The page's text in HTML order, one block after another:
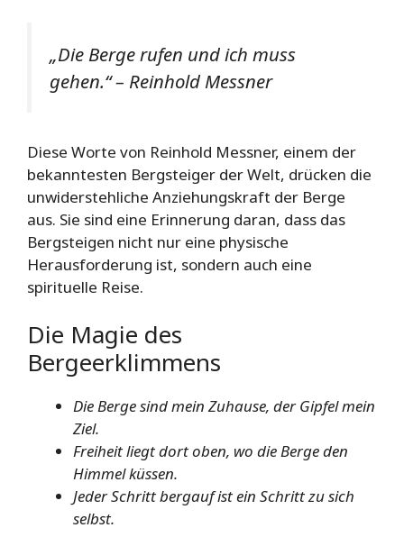
„Die Berge rufen und ich muss
gehen.“ – Reinhold Messner
Diese Worte von Reinhold Messner, einem der
bekanntesten Bergsteiger der Welt, drücken die
unwiderstehliche Anziehungskraft der Berge
aus. Sie sind eine Erinnerung daran, dass das
Bergsteigen nicht nur eine physische
Herausforderung ist, sondern auch eine
spirituelle Reise.
Die Magie des
Bergeerklimmens
Die Berge sind mein Zuhause, der Gipfel mein
Ziel.
Freiheit liegt dort oben, wo die Berge den
Himmel küssen.
Jeder Schritt bergauf ist ein Schritt zu sich
selbst.